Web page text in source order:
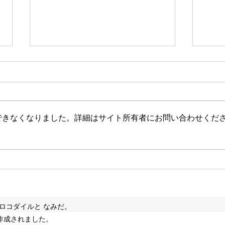
セラピーfile#111 セラ
なくなりました。詳細はサイト所有者にお問い合わせくださ
コダイルと なみだ。
されました。